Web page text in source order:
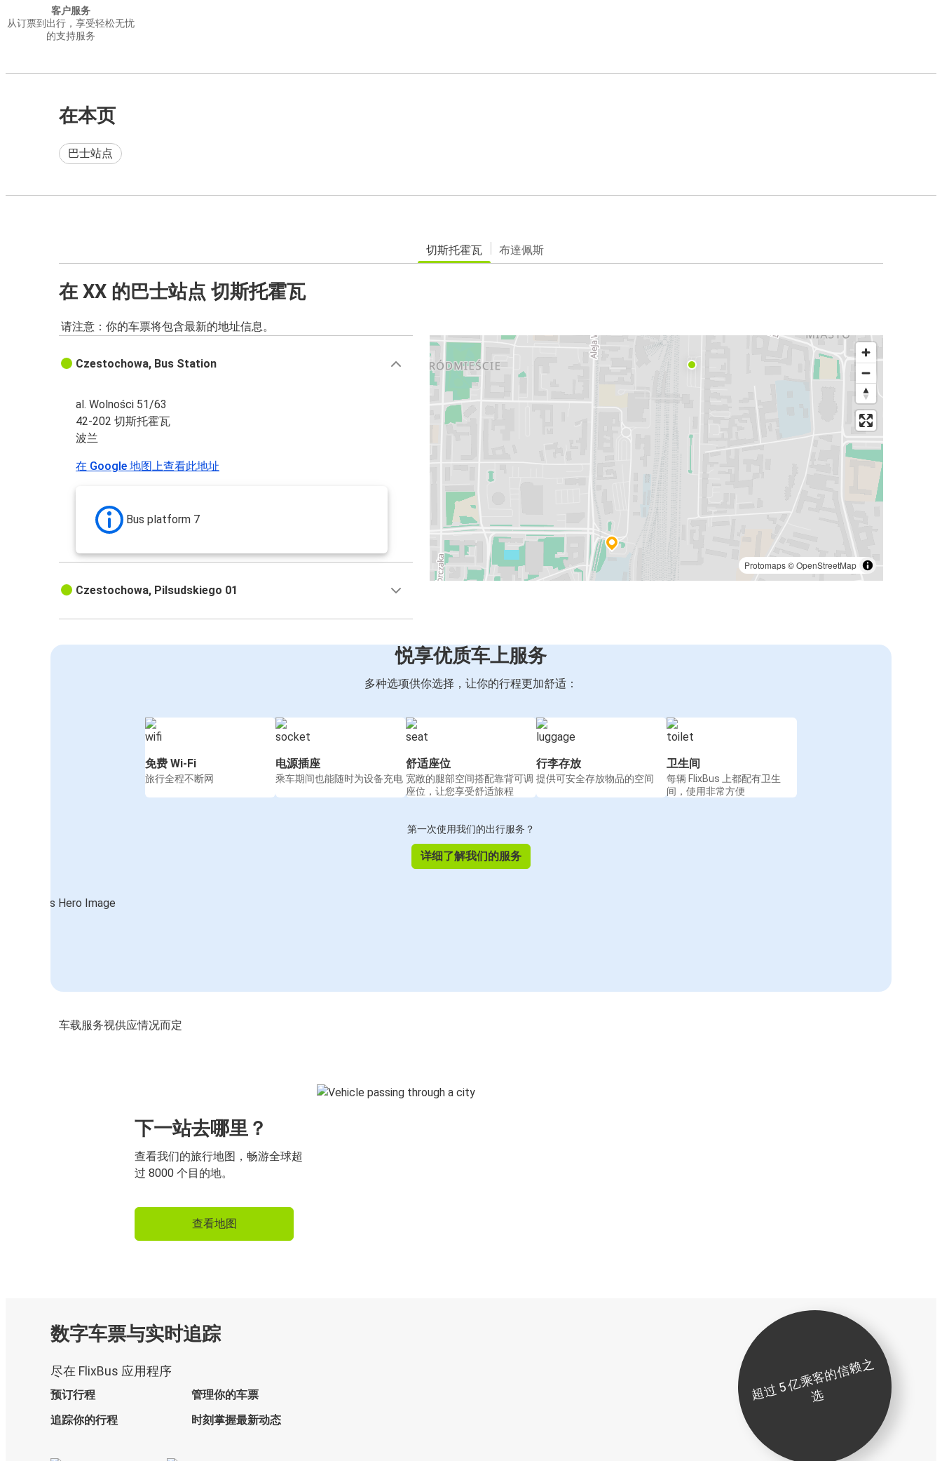
客户服务
从订票到出行，享受轻松无忧
的支持服务
在本页
巴士站点
切斯托霍瓦 布達佩斯
在 XX 的巴士站点 切斯托霍瓦
请注意：你的车票将包含最新的地址信息。
Protomaps©OpenStreetMap
Czestochowa, Bus Station
al. Wolności 51/63
42-202 切斯托霍瓦
波兰
在 Google 地图上查看此地址
Bus platform 7
Czestochowa, Pilsudskiego 01
悦享优质车上服务
多种选项供你选择，让你的行程更加舒适：
免费 Wi-Fi
旅行全程不断网
电源插座
乘车期间也能随时为设备充电
舒适座位
宽敞的腿部空间搭配靠背可调
座位，让您享受舒适旅程
行李存放
提供可安全存放物品的空间
卫生间
每辆 FlixBus 上都配有卫生
间，使用非常方便
第一次使用我们的出行服务？
详细了解我们的服务
车载服务视供应情况而定
下一站去哪里？
查看我们的旅行地图，畅游全球超
过 8000 个目的地。
查看地图
数字车票与实时追踪
尽在 FlixBus 应用程序
预订行程
管理你的车票
追踪你的行程
时刻掌握最新动态
超
过
5
亿
乘
客
的
信
赖
之
选